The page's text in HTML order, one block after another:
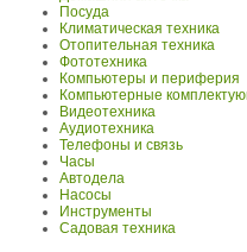
Посуда
Климатическая техника
Отопительная техника
Фототехника
Компьютеры и периферия
Компьютерные
Видеотехника
Аудиотехника
Телефоны и связь
Часы
Автодела
Насосы
Инструменты
Садовая техника